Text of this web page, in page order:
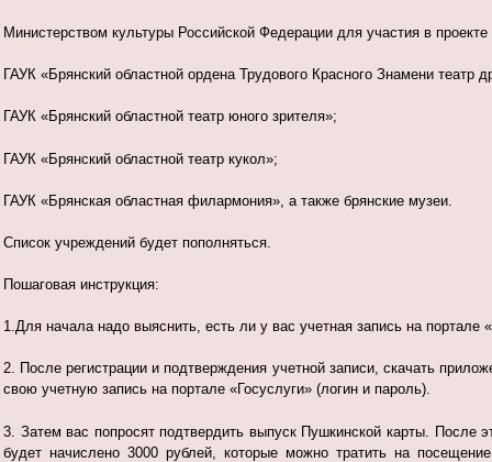
Министерством культуры Российской Федерации для участия в
ГАУК «Брянский областной ордена Трудового Красного Знамени театр
ГАУК «Брянский областной театр юного зрителя»;
ГАУК «Брянский областной театр кукол»;
ГАУК «Брянская областная филармония», а также брянские музеи.
Список учреждений будет пополняться.
Пошаговая инструкция:
1.Для начала надо выяснить, есть ли у вас учетная запись на
2. После регистрации и подтверждения учетной записи, скачать
свою учетную запись на портале «Госуслуги» (логин и пароль).
3. Затем вас попросят подтвердить выпуск Пушкинской карты.
будет начислено 3000 рублей, которые можно тратить на